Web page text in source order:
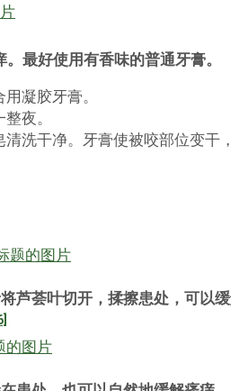
。最好使用有香味的普通牙膏。
凝胶牙膏。
夜。
洗干净。牙膏使被咬部位变干
芦荟叶切开，揉擦患处，可以